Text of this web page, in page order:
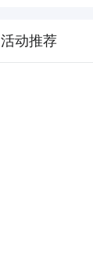
活动推荐